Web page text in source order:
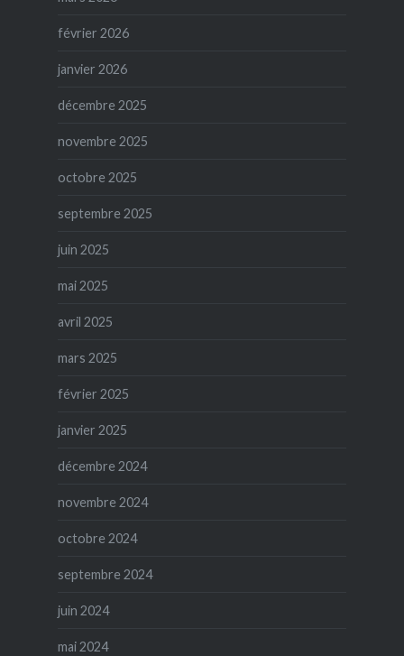
février 2026
janvier 2026
décembre 2025
novembre 2025
octobre 2025
septembre 2025
juin 2025
mai 2025
avril 2025
mars 2025
février 2025
janvier 2025
décembre 2024
novembre 2024
octobre 2024
septembre 2024
juin 2024
mai 2024